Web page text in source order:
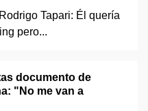
documento de
"No me van a